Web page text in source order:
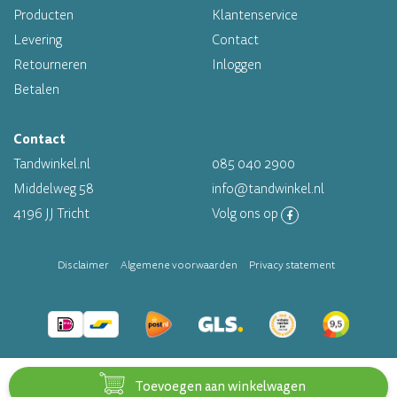
Toevoegen aan winkelwagen
Altijd op voorraad
Producten
Levering
Retourneren
Betalen
Klantenservice
Contact
Inloggen
Contact
Tandwinkel.nl
Middelweg 58
4196 JJ Tricht
085 040 2900
info@tandwinkel.nl
Volg ons op
Disclaimer Algemene voorwaarden Privacy statement